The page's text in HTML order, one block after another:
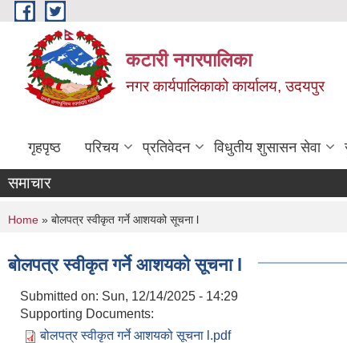
Skip to main content
कटारी नगरपालिका
नगर कार्यपालिकाको कार्यालय, उदयपुर
गृहपृष्ठ परिचय प्रतिवेदन विधुतीय शुसासन सेवा
समाचार
You are here
Home » बोलपत्र स्वीकृत गर्ने आशयको सूचना l
बोलपत्र स्वीकृत गर्ने आशयको सूचना l
Submitted on: Sun, 12/14/2025 - 14:29
Supporting Documents:
बोलपत्र स्वीकृत गर्ने आशयको सूचना l.pdf